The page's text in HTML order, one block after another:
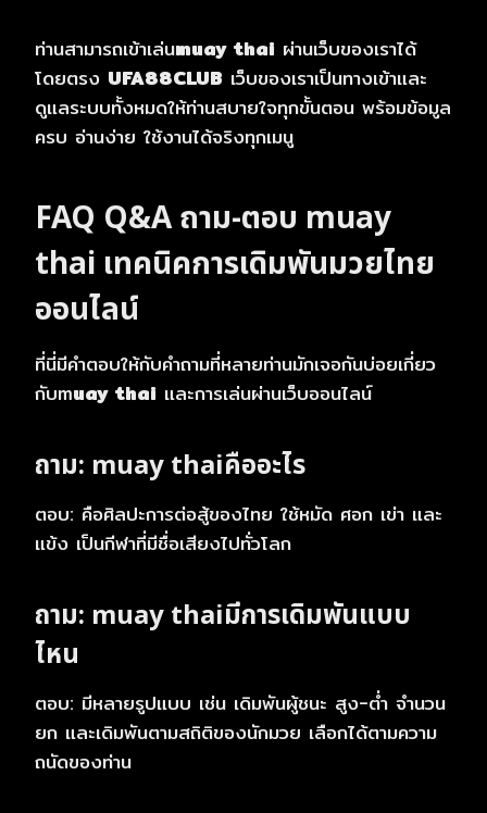
ท่านสามารถเข้าเล่นmuay thai ผ่านเว็บของเราได้
โดยตรง UFA88CLUB เว็บของเราเป็นทางเข้าและ
ดูแลระบบทั้งหมดให้ท่านสบายใจทุกขั้นตอน พร้อมข้อมูล
ครบ อ่านง่าย ใช้งานได้จริงทุกเมนู
FAQ Q&A ถาม-ตอบ muay
thai เทคนิคการเดิมพันมวยไทย
ออนไลน์
ที่นี่มีคำตอบให้กับคำถามที่หลายท่านมักเจอกันบ่อยเกี่ยว
กับmuay thai และการเล่นผ่านเว็บออนไลน์
ถาม: muay thaiคืออะไร
ตอบ: คือศิลปะการต่อสู้ของไทย ใช้หมัด ศอก เข่า และ
แข้ง เป็นกีฬาที่มีชื่อเสียงไปทั่วโลก
ถาม: muay thaiมีการเดิมพันแบบ
ไหน
ตอบ: มีหลายรูปแบบ เช่น เดิมพันผู้ชนะ สูง-ต่ำ จำนวน
ยก และเดิมพันตามสถิติของนักมวย เลือกได้ตามความ
ถนัดของท่าน